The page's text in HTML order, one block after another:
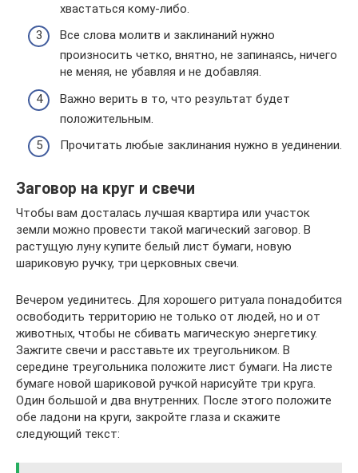
хвастаться кому-либо.
Все слова молитв и заклинаний нужно
произносить четко, внятно, не запинаясь, ничего
не меняя, не убавляя и не добавляя.
Важно верить в то, что результат будет
положительным.
Прочитать любые заклинания нужно в уединении.
Заговор на круг и свечи
Чтобы вам досталась лучшая квартира или участок
земли можно провести такой магический заговор. В
растущую луну купите белый лист бумаги, новую
шариковую ручку, три церковных свечи.
Вечером уединитесь. Для хорошего ритуала понадобится
освободить территорию не только от людей, но и от
животных, чтобы не сбивать магическую энергетику.
Зажгите свечи и расставьте их треугольником. В
середине треугольника положите лист бумаги. На листе
бумаге новой шариковой ручкой нарисуйте три круга.
Один большой и два внутренних. После этого положите
обе ладони на круги, закройте глаза и скажите
следующий текст: